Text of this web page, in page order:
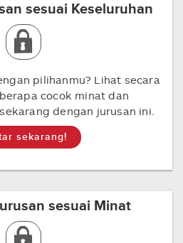
sesuai Keseluruhan
pilihanmu? Lihat secara
cocok minat dan
dengan jurusan ini.
sekarang!
sesuai Minat